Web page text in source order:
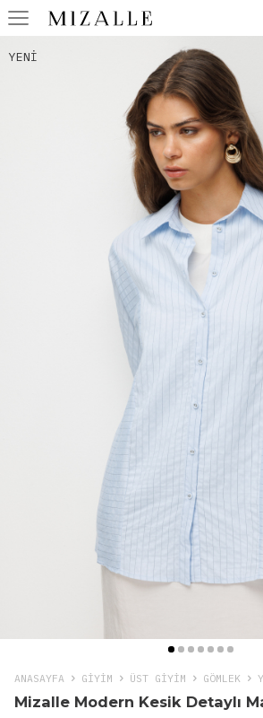
YENI
ANASAYFA GIYIM ÜST GİYİM GÖMLEK
Mizalle Modern Kesik Detaylı